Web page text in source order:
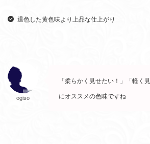
退色した黄色味より上品な仕上がり
ogiso
「柔らかく見せたい！」「軽く
にオススメの色味ですね